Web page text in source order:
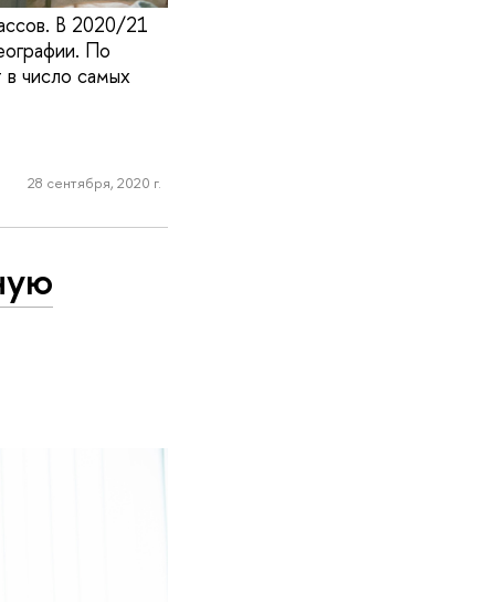
В 2020/21
По
в число самых
28 сентября, 2020 г.